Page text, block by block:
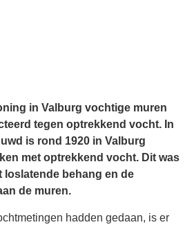
in Valburg vochtige muren
tegen optrekkend vocht. In
is rond 1920 in Valburg
met optrekkend vocht. Dit was
loslatende behang en de
de muren.
hadden gedaan, is er